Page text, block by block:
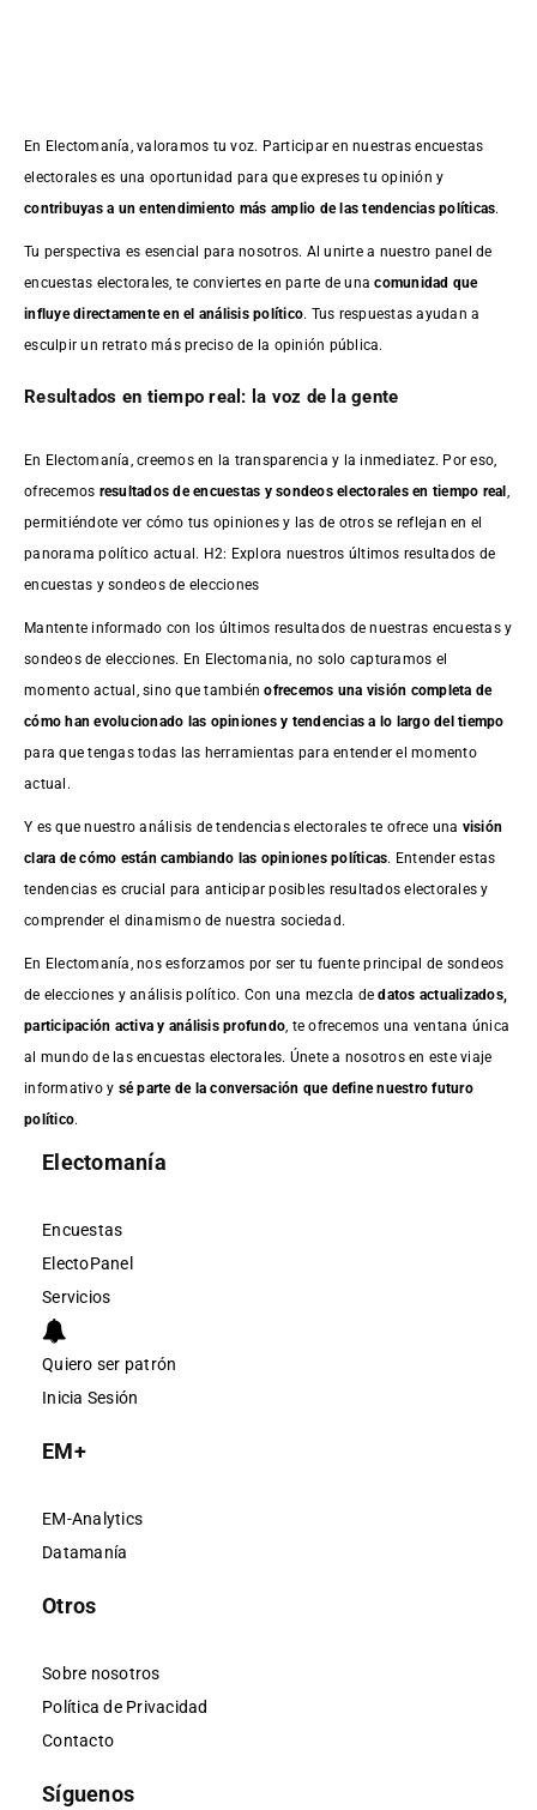
En Electomanía, valoramos tu voz. Participar en nuestras encuestas
electorales es una oportunidad para que expreses tu opinión y
contribuyas a un entendimiento más amplio de las tendencias políticas.
Tu perspectiva es esencial para nosotros. Al unirte a nuestro panel de
encuestas electorales, te conviertes en parte de unacomunidad que
influye directamente en el análisis político. Tus respuestas ayudan a
esculpir un retrato más preciso de la opinión pública.
Resultados en tiempo real: la voz de la gente
En Electomanía, creemos en la transparencia y la inmediatez. Por eso,
ofrecemos resultados deencuestas y sondeos electorales en tiempo real
permitiéndote ver cómo tus opiniones y las de otros se reflejan en el
panorama político actual. H2: Explora nuestros últimos resultados de
encuestas y sondeos de elecciones
Mantente informado con los últimos resultados de nuestras encuestasy
sondeos de elecciones. En Electomania, no solo capturamos el
momento actual, sino que tambiénofrecemos una visión completa de
cómo han evolucionado las opiniones y tendencias a lo largo del tiempo
para que tengas todas las herramientas para entender el momento
actual.
Y es que nuestro análisis de tendencias electorales te ofrece una visión
clara de cómo están cambiando las opiniones políticas. Entender estas
tendencias es crucial para anticipar posibles resultados electorales y
comprender el dinamismo de nuestra sociedad.
En Electomanía, nos esforzamos por ser tu fuente principal de sondeos
de elecciones y análisis político. Con una mezcla dedatos actualizados,
participación activa y análisis profundo , te ofrecemos una ventana única
al mundo de las encuestas electorales. Únete a nosotros en este viaje
informativo y sé parte de la conversación que define nuestro futuro
político.
Electomanía
Encuestas
ElectoPanel
Servicios
Quiero ser patrón
Inicia Sesión
EM+
EM-Analytics
Datamanía
Otros
Sobre nosotros
Política de Privacidad
Contacto
Síguenos